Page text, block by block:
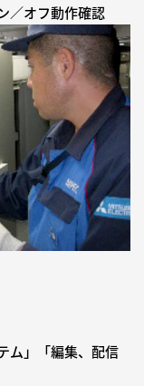
／オフ動作確認
ム」「編集、配信